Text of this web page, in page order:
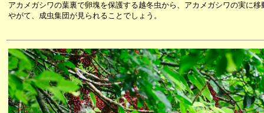
アカメガシワの葉裏で卵塊を保護する越冬虫から、アカメガシワの実に移
やがて、成虫集団が見られることでしょう。